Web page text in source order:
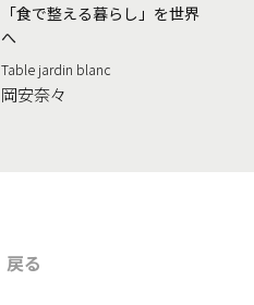
「食で整える暮らし」を世界
へ
Table jardin blanc
岡安奈々
戻る